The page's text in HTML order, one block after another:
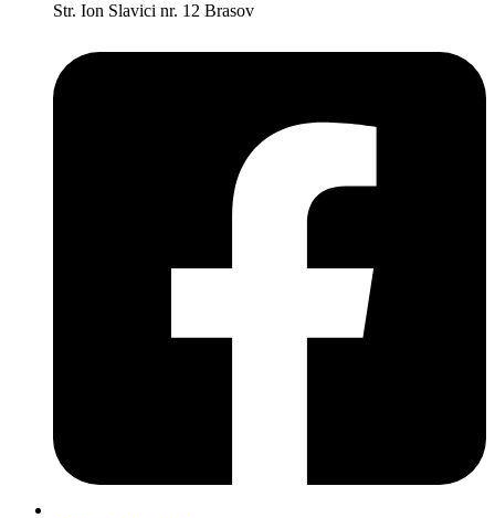
Str. Ion Slavici nr. 12 Brasov